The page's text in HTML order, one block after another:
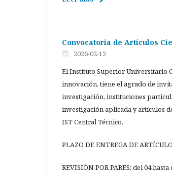
Convocatoria de Artículos
2026-02-13
El Instituto Superior Universitario
innovación, tiene el agrado de
investigación, instituciones
investigación aplicada y artículos
IST Central Técnico.
PLAZO DE ENTREGA DE
REVISIÓN POR PARES: del 04